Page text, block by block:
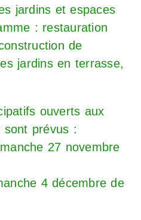
jardins et espaces
: restauration
de
jardins en terrasse,
ouverts aux
sont prévus :
27 novembre
4 décembre de